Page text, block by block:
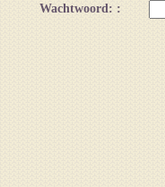
Wachtwoord: :